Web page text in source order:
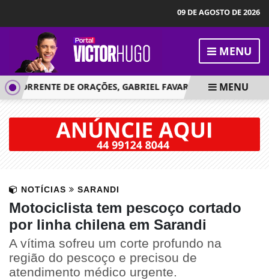
09 DE AGOSTO DE 2026
MENU
DE ORAÇÕES, GABRIEL FAVARO MORRE E FAMÍLIA
MENU
NOTÍCIAS SARANDI
Motociclista tem pescoço cortado
por linha chilena em Sarandi
A vítima sofreu um corte profundo na
região do pescoço e precisou de
atendimento médico urgente.